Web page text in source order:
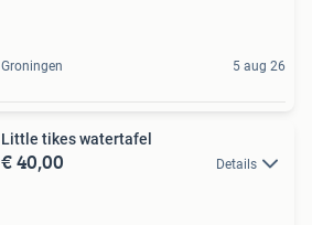
Groningen 5 aug 26
Little tikes watertafel
€ 40,00 Details